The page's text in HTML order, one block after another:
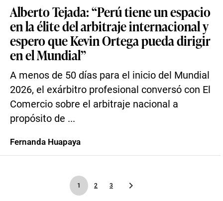
Alberto Tejada: “Perú tiene un espacio
en la élite del arbitraje internacional y
espero que Kevin Ortega pueda dirigir
en el Mundial”
A menos de 50 días para el inicio del Mundial
2026, el exárbitro profesional conversó con El
Comercio sobre el arbitraje nacional a
propósito de ...
Fernanda Huapaya
1 2 3